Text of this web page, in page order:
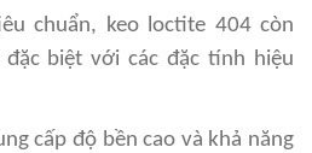
chuẩn, keo loctite 404 còn
biệt với các đặc tính hiệu
cấp độ bền cao và khả năng